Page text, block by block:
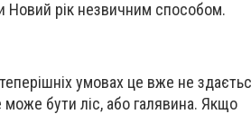
Новий рік незвичним способом.
умовах це вже не
може бути ліс, або галявина. Якщо